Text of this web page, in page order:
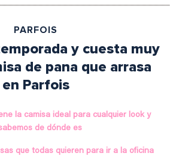
PARFOIS
y cuesta muy
de pana que arrasa
en Parfois
la camisa ideal para cualquier look y
de dónde es
que todas quieren para ir a la oficina